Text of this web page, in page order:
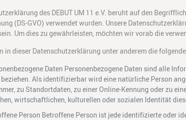
des DEBUT UM 11 e.V. beruht auf den
(DS-GVO) verwendet wurden. Unsere
Um dies zu gewährleisten, möchten wir vorab die
in dieser Datenschutzerklärung unter anderem die
Daten Personenbezogene Daten sind alle
beziehen. Als identifizierbar wird eine natürliche Person
zu Standortdaten, zu einer Online-Kennung oder zu
wirtschaftlichen, kulturellen oder sozialen Identität
Person Betroffene Person ist jede identifizierte oder